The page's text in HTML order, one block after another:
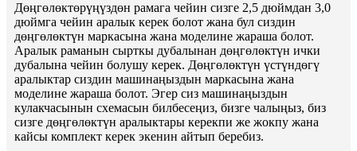
Дөңгөлөктөрүңүздөн рамага чейин сизге 2,5 дюймдан 3,0
дюймга чейин аралык керек болот жана бул сиздин
дөңгөлөктүн маркасына жана моделине жараша болот.
Аралык раманын сырткы дубалынан дөңгөлөктүн ички
дубалына чейин болушу керек. Дөңгөлөктүн үстүндөгү
аралыктар сиздин машинаңыздын маркасына жана
моделине жараша болот. Эгер сиз машинаңыздын
кулакчасынын схемасын билбесеңиз, бизге чалыңыз, биз
сизге дөңгөлөктүн аралыктары керекпи же жокпу жана
кайсы комплект керек экенин айтып беребиз.